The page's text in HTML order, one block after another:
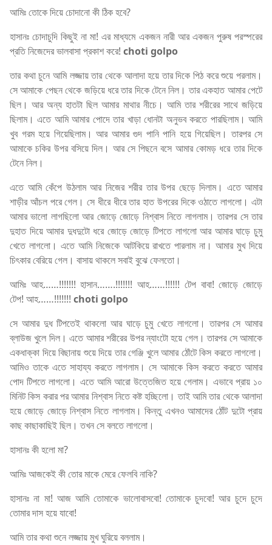
আমিঃ তোকে দিয়ে চোদানো কী ঠিক হবে?
হাসানঃ চোদাচুদি কিছুই না মা! এর মাধ্যমে একজন নারী আর একজন পুরুষ পরস্পরের
প্রতি নিজেদের ভালবাসা প্রকাশ করে! choti golpo
তার কথা চুনে আমি লজ্জায় তার থেকে আলাদা হয়ে তার দিকে পিঠ করে শুয়ে পরলাম।
সে আমাকে পেছন থেকে জড়িয়ে ধরে তার দিকে টেনে নিল। তার একহাত আমার পেটে
ছিল। আর অন্য হাতটা ছিল আমার মাথার নীচে। আমি তার শরীরের সাথে জড়িয়ে
ছিলাম। এতে আমি আমার পোদে তার খাড়া ধোনটা অনুভব করতে পারছিলাম। আমি
খুব গরম হয়ে গিয়েছিলাম। আর আমার গুদ পানি পানি হয়ে গিয়েছিল। তারপর সে
আমাকে চকির উপর বসিয়ে দিল। আর সে পিছনে বসে আমার কোমড় ধরে তার দিকে
টেনে নিল।
এতে আমি কেঁপে উঠলাম আর নিজের শরীর তার উপর ছেড়ে দিলাম। এতে আমার
শাড়ীর আঁচল পরে গেল। সে ধীরে ধীরে তার হাত উপরের দিকে ওঠাতে লাগলো। এটা
আমার ভালো লাগছিলো আর জোড়ে জোড়ে নিশ্বাস নিতে লাগলাম। তারপর সে তার
দুহাত দিয়ে আমার দুধদুটো ধরে জোড়ে জোড়ে টিপতে লাগলো আর আমার ঘাড়ে চুমু
খেতে লাগলো। এতে আমি নিজেকে আটকিয়ে রাখতে পারলাম না। আমার মুখ দিয়ে
চিৎকার বেরিয়ে গেল। বাসায় থাকলে সবাই বুঝে ফেলতো।
আমিঃ আহ……!!!!!!! হাসান…….!!!!!!! আহ……!!!!!! টেপ বাবা! জোড়ে জোড়ে
টেপ! আহ……!!!!!!! choti golpo
সে আমার দুধ টিপতেই থাকলো আর ঘাড়ে চুমু খেতে লাগলো। তারপর সে আমার
ব্লাউজ খুলে দিল। এতে আমার শরীরের উপর ন্যাংটো হয়ে গেল। তারপর সে আমাকে
একধাক্কা দিয়ে বিছানায় শুয়ে দিয়ে তার গেঞ্জি খুলে আমার ঠোঁটে কিস করতে লাগলো।
আমিও তাকে এতে সাহায্য করতে লাগলাম। সে আমাকে কিস করতে করতে আমার
পোদ টিপতে লাগলো। এতে আমি আরো উত্তেজিত হয়ে গেলাম। এভাবে প্রায় ১০
মিনিট কিস করার পর আমার নিশ্বাস নিতে কষ্ট হচ্ছিলো। তাই আমি তার থেকে আলাদা
হয়ে জোড়ে জোড়ে নিশ্বাস নিতে লাগলাম। কিন্তু এখনও আমাদের ঠোঁট দুটো প্রায়
কাছ কাছাকাছিই ছিল। তখন সে বলতে লাগলো।
হাসানঃ কী হলো মা?
আমিঃ আজকেই কী তোর মাকে মেরে ফেলবি নাকি?
হাসানঃ না মা! আজ আমি তোমাকে ভালোবাসবো! তোমাকে চুদবো! আর চুদে চুদে
তোমার দাস হয়ে যাবো!
আমি তার কথা শুনে লজ্জায় মুখ ঘুরিয়ে বললাম।